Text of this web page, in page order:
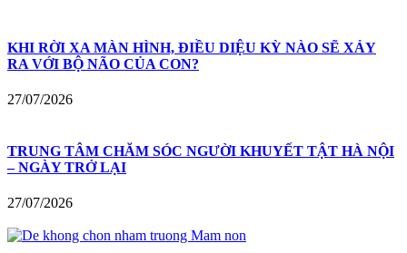
KHI RỜI XA MÀN HÌNH, ĐIỀU DIỆU KỲ NÀO SẼ XẢY
RA VỚI BỘ NÃO CỦA CON?
27/07/2026
TRUNG TÂM CHĂM SÓC NGƯỜI KHUYẾT TẬT HÀ NỘI
– NGÀY TRỞ LẠI
27/07/2026